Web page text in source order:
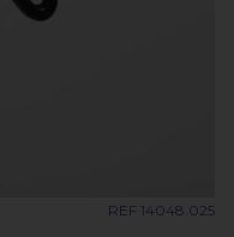
REF 14048.025